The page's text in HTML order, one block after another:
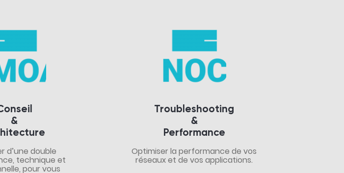
&
d’une double
technique et
pour vous
Troubleshooting
&
Performance
Optimiser la performance de vos
réseaux et de vos applications.